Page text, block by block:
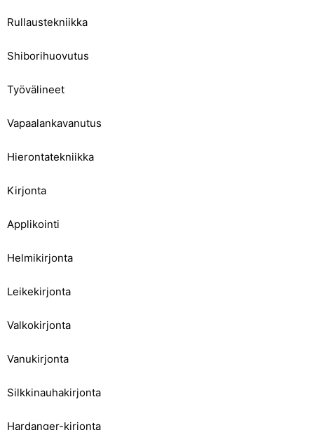
Rullaustekniikka
Shiborihuovutus
Työvälineet
Vapaalankavanutus
Hierontatekniikka
Kirjonta
Applikointi
Helmikirjonta
Leikekirjonta
Valkokirjonta
Vanukirjonta
Silkkinauhakirjonta
Hardanger-kirjonta